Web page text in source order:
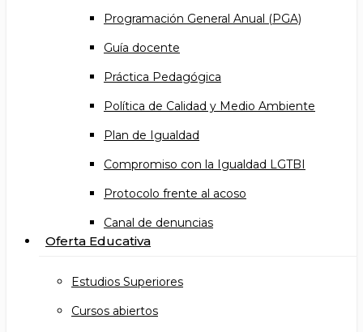
Programación General Anual (PGA)
Guía docente
Práctica Pedagógica
Política de Calidad y Medio Ambiente
Plan de Igualdad
Compromiso con la Igualdad LGTBI
Protocolo frente al acoso
Canal de denuncias
Oferta Educativa
Estudios Superiores
Cursos abiertos